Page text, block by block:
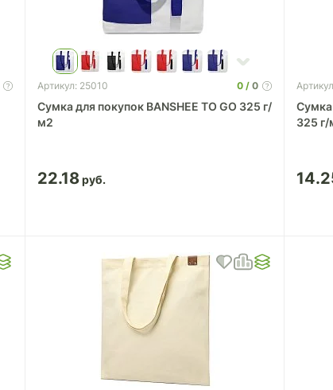
Артикул: 25010 0 0
Сумка для покупок BANSHEE TO GO 325 г/
м2
22.18
Сумка
325